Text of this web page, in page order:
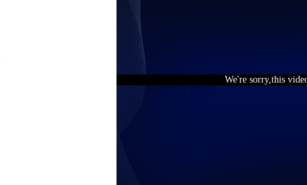
We're sorry,this